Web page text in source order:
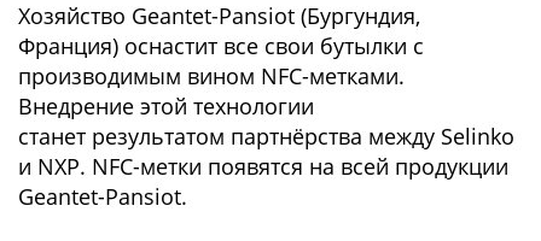
Хозяйство Geantet-Pansiot (Бургундия,
Франция) оснастит все свои бутылки с
производимым вином NFC-метками.
Внедрение этой технологии
станет результатом партнёрства между Selinko
и NXP. NFC-метки появятся на всей продукции
Geantet-Pansiot.